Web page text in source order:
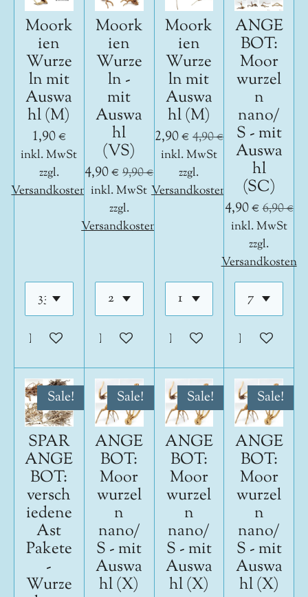
Moork
ien
Wurze
ln mit
Auswa
hl (M)
1,90 €
inkl. MwSt
zzgl.
Versandkosten
In den Warenkorb
Moork
ien
Wurze
ln -
mit
Auswa
hl
(VS)
4,90 € 9,90 €
inkl. MwSt
zzgl.
Versandkosten
In den Warenkorb
Moork
ien
Wurze
ln mit
Auswa
hl (M)
2,90 € 4,90 €
inkl. MwSt
zzgl.
Versandkosten
In den Warenkorb
ANGE
BOT:
Moor
wurzel
n
nano/
S - mit
Auswa
hl
(SC)
4,90 €6,90 €
inkl. MwSt
zzgl.
Versandkosten
In den
Sale!
SPAR
ANGE
BOT:
versch
iedene
Ast
Pakete
-
Wurze
Sale!
ANGE
BOT:
Moor
wurzel
n
nano/
S - mit
Auswa
hl (X)
Sale!
ANGE
BOT:
Moor
wurzel
n
nano/
S - mit
Auswa
hl (X)
Sale!
ANGE
BOT:
Moor
wurzel
n
nano/
S - mit
Auswa
hl (X)